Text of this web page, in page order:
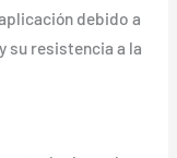
debido a
su resistencia a la